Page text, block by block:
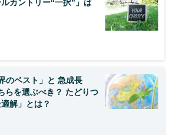
カントリー“一択”」は
のベスト」と 急成長
らを選ぶべき？ たどりつ
解」とは？